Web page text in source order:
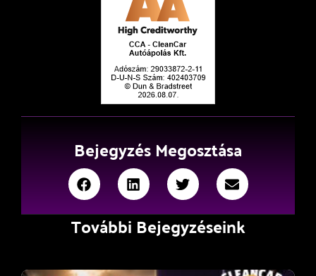
Bejegyzés Megosztása
További Bejegyzéseink